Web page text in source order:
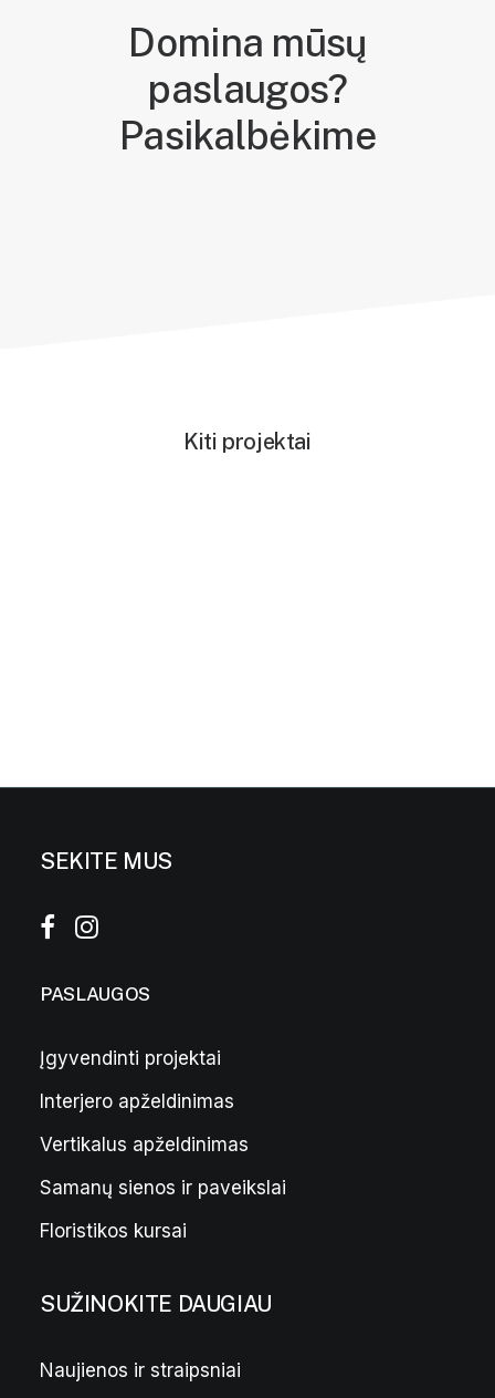
Domina mūsų
paslaugos?
Pasikalbėkime
Kiti projektai
SEKITE MUS
PASLAUGOS
Įgyvendinti projektai
Interjero apželdinimas
Vertikalus apželdinimas
Samanų sienos ir paveikslai
Floristikos kursai
SUŽINOKITE DAUGIAU
Naujienos ir straipsniai